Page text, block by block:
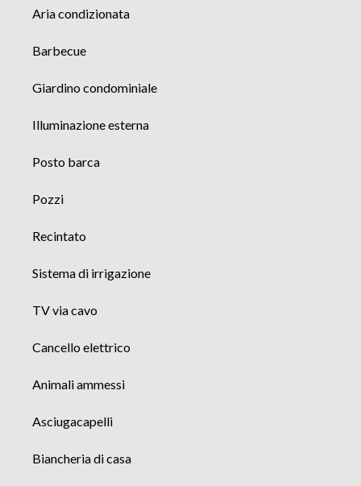
Aria condizionata
Barbecue
Giardino condominiale
Illuminazione esterna
Posto barca
Pozzi
Recintato
Sistema di irrigazione
TV via cavo
Cancello elettrico
Animali ammessi
Asciugacapelli
Biancheria di casa